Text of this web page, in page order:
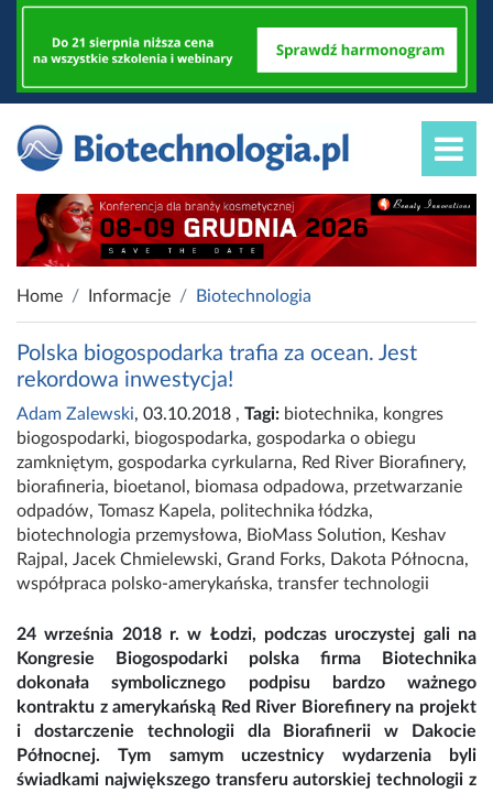
Home Informacje Biotechnologia
Polska biogospodarka trafia za ocean. Jest
rekordowa inwestycja!
Adam Zalewski, 03.10.2018 , Tagi: biotechnika, kongres
biogospodarki, biogospodarka, gospodarka o obiegu
zamkniętym, gospodarka cyrkularna, Red River Biorafinery,
biorafineria, bioetanol , biomasa odpadowa, przetwarzanie
odpadów, Tomasz Kapela, politechnika łódzka,
biotechnologia przemysłowa, BioMass Solution, Keshav
Rajpal , Jacek Chmielewski, Grand Forks, Dakota Północna,
współpraca polsko-amerykańska, transfer technologii
24 września 2018 r. w Łodzi, podczas uroczystej gali na
Kongresie Biogospodarki polska firma Biotechnika
dokonała symbolicznego podpisu bardzo ważnego
kontraktu z amerykańską Red River Biorefinery na projekt
i dostarczenie technologii dla Biorafinerii w Dakocie
Północnej. Tym samym uczestnicy wydarzenia byli
świadkami największego transferu autorskiej technologii z